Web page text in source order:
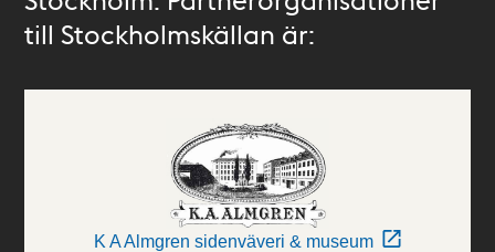
till Stockholmskällan är:
K A Almgren sidenväveri & museum